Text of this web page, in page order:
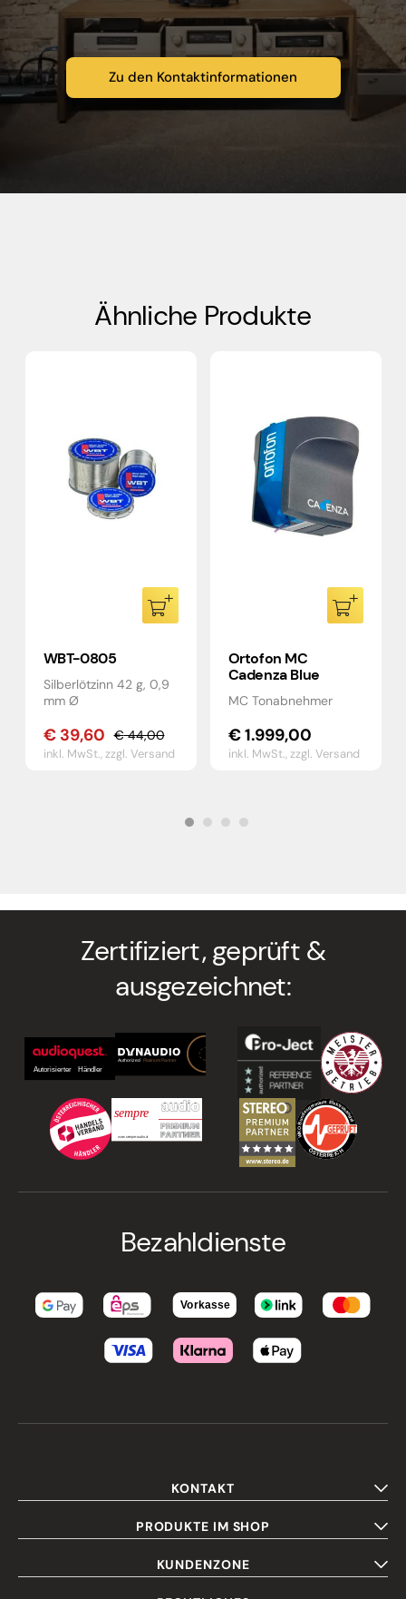
Zu den Kontaktinformationen
Ähnliche Produkte
WBT-0805
Silberlötzinn 42 g, 0,9
mm Ø
€44,00
Ursprünglicher
Preis
€39,60
Aktueller
Preis
inkl. MwSt.,zzgl. Versand
Ortofon MC
Cadenza Blue
MC Tonabnehmer
€1.999,00
inkl. MwSt.,zzgl. Versand
Zertifiziert, geprüft &
ausgezeichnet:
Bezahldienste
KONTAKT
PRODUKTE IM SHOP
KUNDENZONE